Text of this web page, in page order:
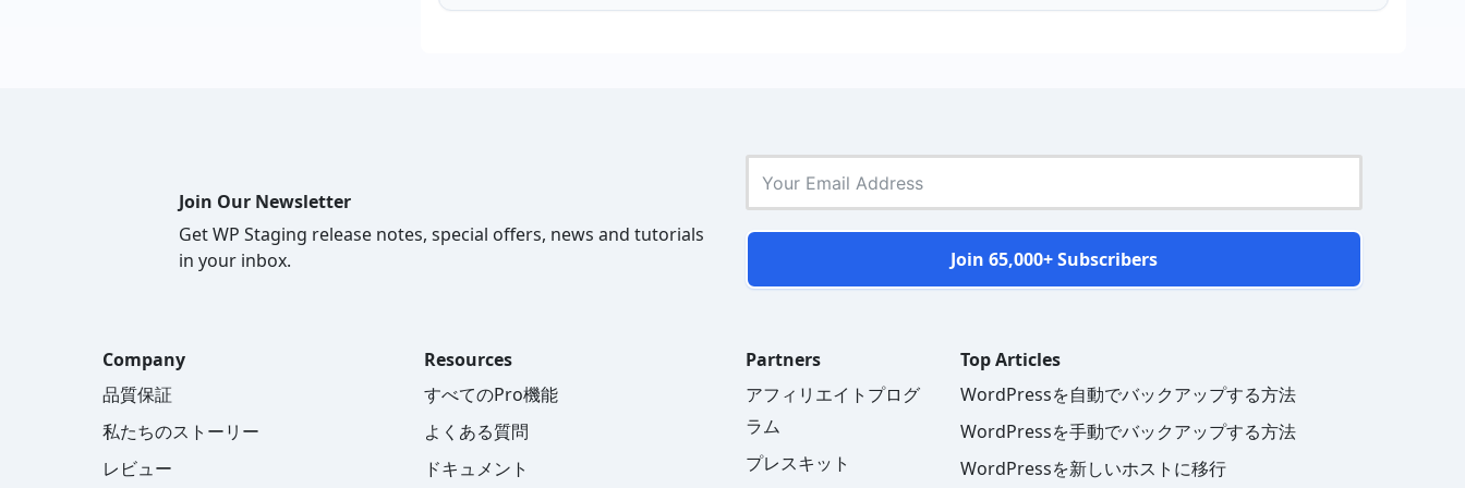
Join Our Newsletter
Get WP Staging release notes, special offers, news and tutorials
in your inbox.
Join 65,000+ Subscribers
Company
品質保証
私たちのストーリー
レビュー
Resources
すべてのPro機能
よくある質問
ドキュメント
Partners
アフィリエイトプログ
ラム
プレスキット
Top Articles
WordPressを自動でバックアップする方法
WordPressを手動でバックアップする方法
WordPressを新しいホストに移行